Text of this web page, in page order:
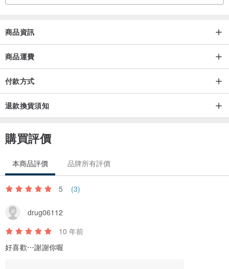
Step 1：將商品放進購物車，填寫個人資料。
Step 2：結帳時，於〈備註欄〉仔細寫上想要訂製的部份(上面3項)。
Step 3 : 設計師會在收到訂單後在2天內以站內訊確認客製細節，客人
必須在3天回覆，否則有機會延誤製作和出貨日期。
Step 4 : 設計師會在確認客製細節後3-5天內完成製作並出貨。出貨後
會向客人提供發貨通知，客人可以隨時隨地追蹤商品運送狀況。
＊如果布料短缺或是其他因素延遲出貨會另外通知。
＊照片與實物難免有色差，以實際商品為主，請大家見諒。
如果您有其他的想法，歡迎提供給我們喔~
我們會持續改進，以滿足大家的需求♥
商品資訊
商品運費
付款方式
退款換貨須知
購買評價
本商品評價 品牌所有評價
5 (3)
drug06112
10 年前
好喜歡⋯謝謝你喔